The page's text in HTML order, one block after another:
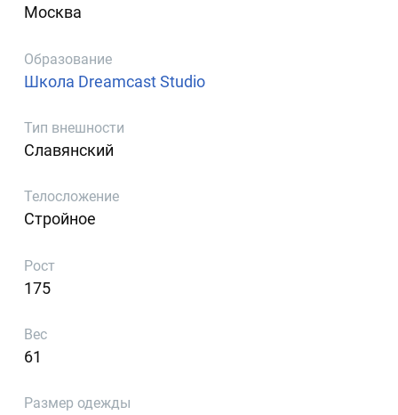
Москва
Образование
Школа Dreamcast Studio
Тип внешности
Славянский
Телосложение
Стройное
Рост
175
Вес
61
Размер одежды